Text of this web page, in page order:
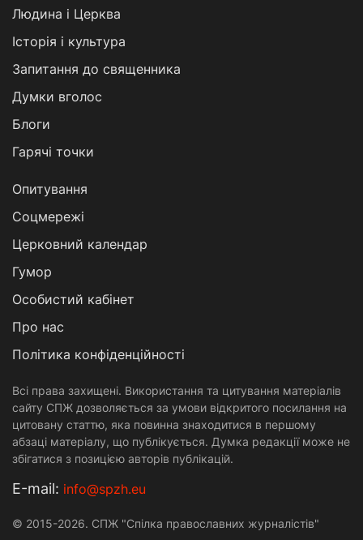
Людина і Церква
Історія і культура
Запитання до священника
Думки вголос
Блоги
Гарячі точки
Опитування
Соцмережі
Церковний календар
Гумор
Особистий кабінет
Про нас
Політика конфіденційності
Всі права захищені. Використання та цитування матеріалів
сайту СПЖ дозволяється за умови відкритого посилання на
цитовану статтю, яка повинна знаходитися в першому
абзаці матеріалу, що публікується. Думка редакції може не
збігатися з позицією авторів публікацій.
Е-mail: info@spzh.eu
© 2015-2026. СПЖ "Спілка православних журналістів"